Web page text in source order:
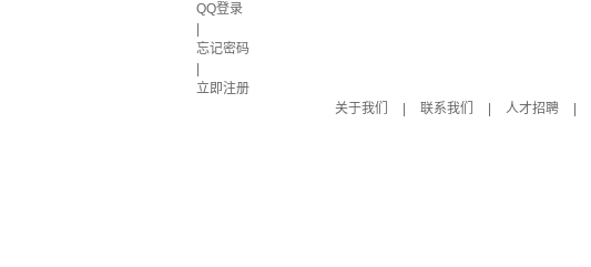
QQ登录
忘记密码
立即注册
关于我们
联系我们 人才招聘